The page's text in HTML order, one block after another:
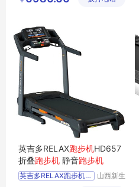
英吉多RELAX跑步机HD657
折叠跑步机 静音跑步机
英吉多RELAX跑步机HD657
山西新生